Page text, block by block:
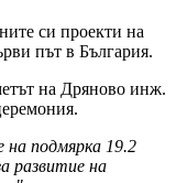
си проекти на
път в България.
на Дряново инж.
на подмярка 19.2
развитие на